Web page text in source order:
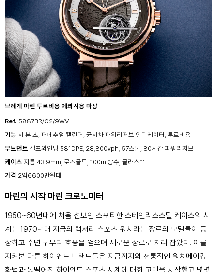
브레게 마린 투르비용 에콰시옹 마샹
Ref. 5887BR/G2/9WV
기능 시·분·초, 퍼페추얼 캘린더, 균시차·파워리저브 인디케이터, 투르비용
무브먼트 셀프와인딩 581DPE, 28,800vph, 57스톤, 80시간 파워리저브
케이스 지름 43.9mm, 로즈골드, 100m 방수, 글라스백
가격 2억6600만원대
마린의 시작 마린 크로노미터
1950~60년대에 처음 선보인 스포티한 스테인리스스틸 케이스의 시
계는 1970년대 지금의 럭셔리 스포츠 워치라는 장르의 모델들이 등
장하고 수년 뒤부터 호응을 얻으며 새로운 장르로 자리 잡았다. 이를
지켜본 다른 하이엔드 브랜드들은 지금까지의 전통적인 워치메이킹
화법과 동떨어진 하이엔드 스포츠 시계에 대한 고민을 시작했고 몇몇